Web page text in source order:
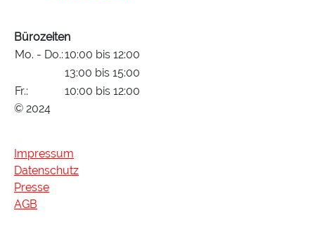
Bürozeiten
Mo. - Do.:10:00 bis 12:00
13:00 bis 15:00
Fr.:
10:00 bis 12:00
© 2024
Impressum
Datenschutz
Presse
AGB